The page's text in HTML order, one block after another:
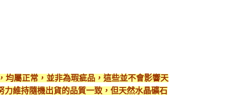
均屬正常，並非為瑕疵品，這些並不會影響天
維持隨機出貨的品質一致，但天然水晶礦石